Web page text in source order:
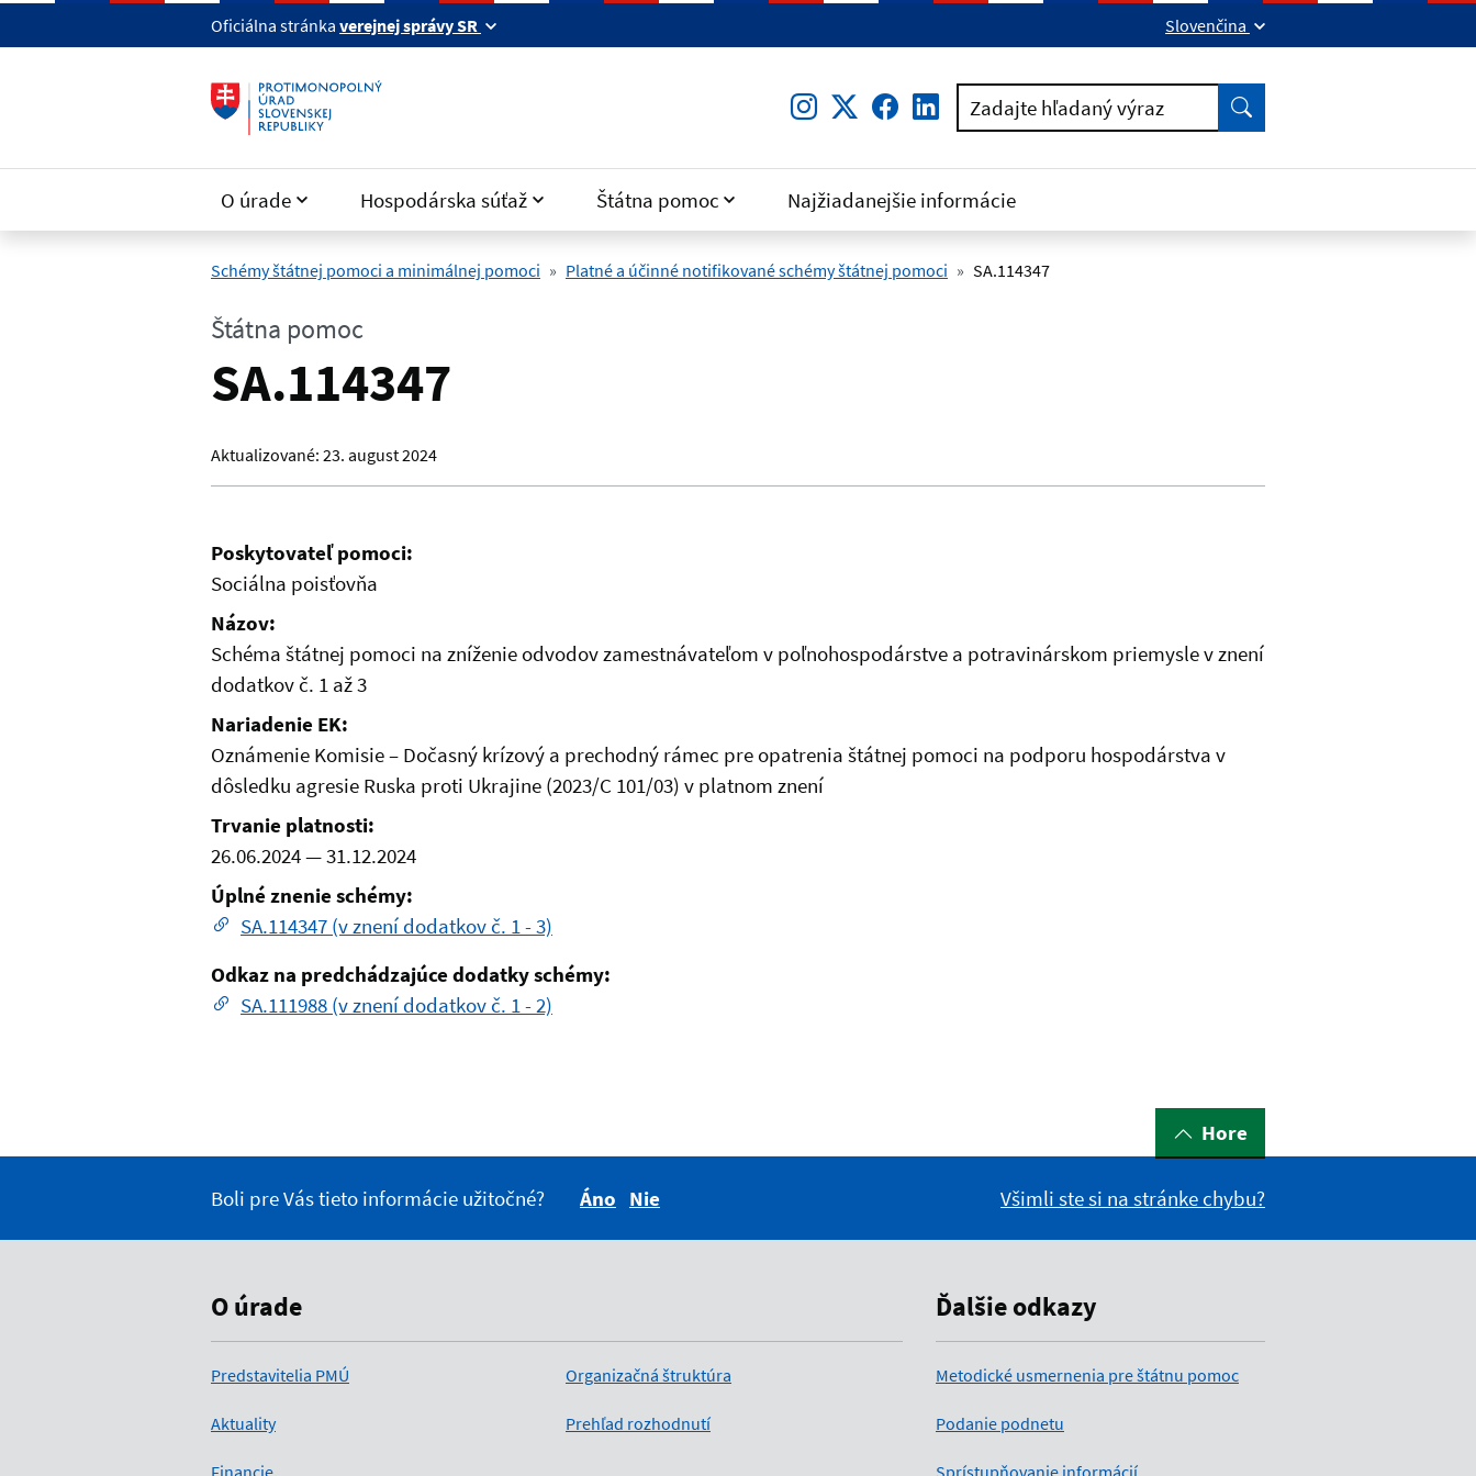
Preskočiť na hlavný obsahOficiálna stránka verejnej správy SR Slovenčina
Instagram
Twitter
Facebook
LinkedIn
Zadajte hľadaný výraz Vyhľadať
O úrade Hospodárska súťaž Štátna pomoc Najžiadanejšie informácie
Schémy štátnej pomoci a minimálnej pomoci Platné a účinné notifikované schémy štátnej pomoci SA.114347
Štátna pomoc
SA.114347
Aktualizované: 23. august 2024
Poskytovateľ pomoci:
Sociálna poisťovňa
Názov:
Schéma štátnej pomoci na zníženie odvodov zamestnávateľom v poľnohospodárstve a potravinárskom priemysle v znení
dodatkov č. 1 až 3
Nariadenie EK:
Oznámenie Komisie – Dočasný krízový a prechodný rámec pre opatrenia štátnej pomoci na podporu hospodárstva v
dôsledku agresie Ruska proti Ukrajine (2023/C 101/03) v platnom znení
Trvanie platnosti:
26.06.2024—31.12.2024
Úplné znenie schémy:
SA.114347 (v znení dodatkov č. 1 - 3)
Odkaz na predchádzajúce dodatky schémy:
SA.111988 (v znení dodatkov č. 1 - 2)
Hore
Boli pre Vás tieto informácie užitočné? Áno Nie Všimli ste si na stránke chybu?
O úrade
Predstavitelia PMÚ
Aktuality
Financie
Organizačná štruktúra
Prehľad rozhodnutí
Ďalšie odkazy
Metodické usmernenia pre štátnu pomoc
Podanie podnetu
Sprístupňovanie informácií